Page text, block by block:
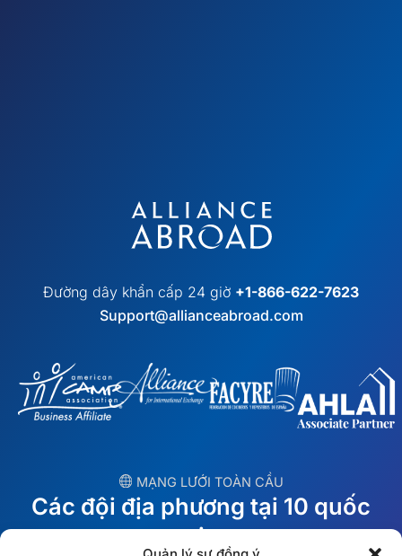
Đường dây khẩn cấp 24 giờ +1-866-622-7623
Support@allianceabroad.com
︎ MẠNG LƯỚI TOÀN CẦU
Các đội địa phương tại 10 quốc
gia